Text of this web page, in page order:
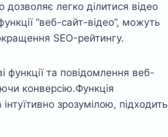
легко ділитися відео
“веб-сайт-відео”, можуть
SEO-рейтингу.
та повідомлення веб-
конверсію.Функція
зрозумілою, підходить